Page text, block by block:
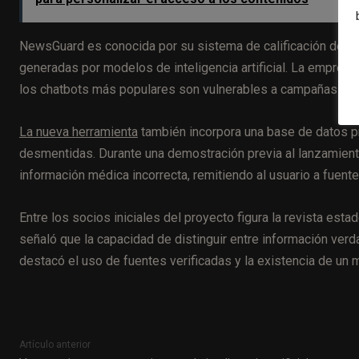
NewsGuard es conocida por su sistema de calificación de
generadas por modelos de inteligencia artificial. La
los chatbots más populares son vulnerables a campañas
La nueva herramienta también incorpora una base de datos
desmentidas. Durante una demostración previa al
información médica incorrecta, remitiendo al usuario a
Entre los socios iniciales del proyecto figura la revista
señaló que la capacidad de distinguir entre información
destacó el uso de fuentes verificadas y la existencia de un
Artículo anterior